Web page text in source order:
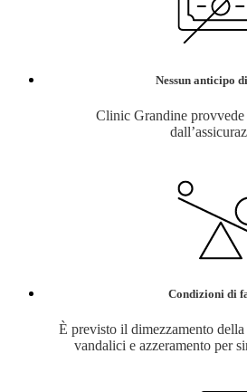
Nessun anticipo
Clinic Grandine provvede
Condizioni di
È previsto il dimezzamento
vandalici e azzeramento per